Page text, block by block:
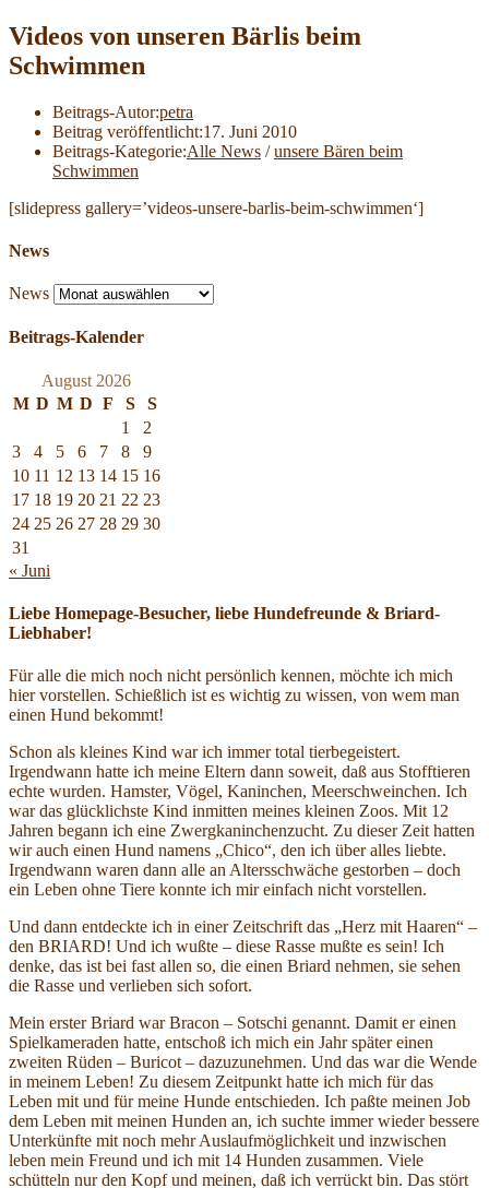
Videos von unseren Bärlis beim
Schwimmen
Beitrags-Autor:petra
Beitrag veröffentlicht:17. Juni 2010
Beitrags-Kategorie:Alle News / unsere Bären beim
Schwimmen
[slidepress gallery=’videos-unsere-barlis-beim-schwimmen‘]
News
News
Beitrags-Kalender
August 2026
M D M D F S
S
1
2
3
4 5 6 7 8
9
10 11 12 13 14 15 16
17 18 19 20 21 22 23
24 25 26 27 28 29 30
31
« Juni
Liebe Homepage-Besucher, liebe Hundefreunde & Briard-
Liebhaber!
Für alle die mich noch nicht persönlich kennen, möchte ich mich
hier vorstellen. Schießlich ist es wichtig zu wissen, von wem man
einen Hund bekommt!
Schon als kleines Kind war ich immer total tierbegeistert.
Irgendwann hatte ich meine Eltern dann soweit, daß aus Stofftieren
echte wurden. Hamster, Vögel, Kaninchen, Meerschweinchen. Ich
war das glücklichste Kind inmitten meines kleinen Zoos. Mit 12
Jahren begann ich eine Zwergkaninchenzucht. Zu dieser Zeit hatten
wir auch einen Hund namens „Chico“, den ich über alles liebte.
Irgendwann waren dann alle an Altersschwäche gestorben – doch
ein Leben ohne Tiere konnte ich mir einfach nicht vorstellen.
Und dann entdeckte ich in einer Zeitschrift das „Herz mit Haaren“ –
den BRIARD! Und ich wußte – diese Rasse mußte es sein! Ich
denke, das ist bei fast allen so, die einen Briard nehmen, sie sehen
die Rasse und verlieben sich sofort.
Mein erster Briard war Bracon – Sotschi genannt. Damit er einen
Spielkameraden hatte, entschoß ich mich ein Jahr später einen
zweiten Rüden – Buricot – dazuzunehmen. Und das war die Wende
in meinem Leben! Zu diesem Zeitpunkt hatte ich mich für das
Leben mit und für meine Hunde entschieden. Ich paßte meinen Job
dem Leben mit meinen Hunden an, ich suchte immer wieder bessere
Unterkünfte mit noch mehr Auslaufmöglichkeit und inzwischen
leben mein Freund und ich mit 14 Hunden zusammen. Viele
schütteln nur den Kopf und meinen, daß ich verrückt bin. Das stört